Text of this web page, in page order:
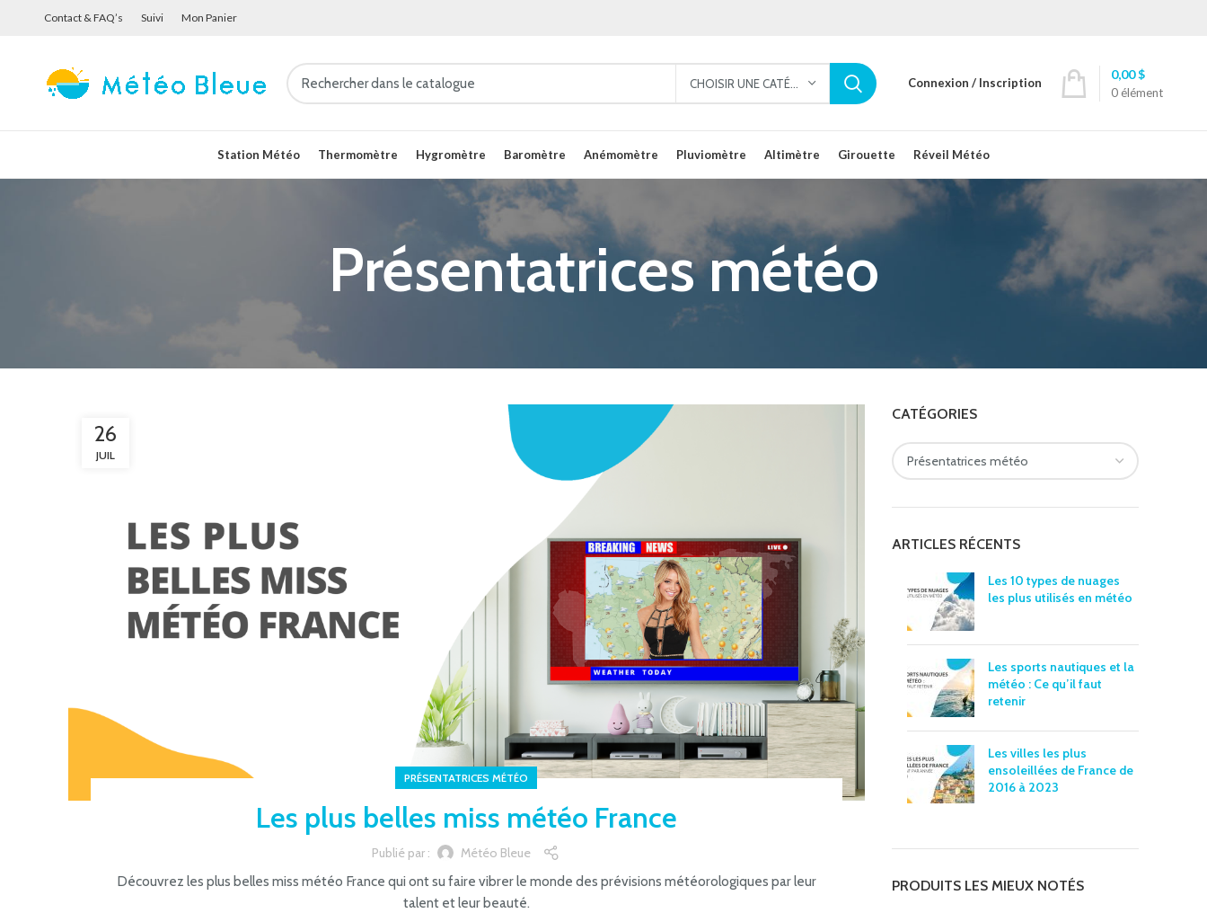
Contact & FAQ’s Suivi Mon Panier
Connexion / Inscription
0 élément
0,00$
Station Météo Thermomètre Hygromètre Baromètre Anémomètre Pluviomètre Altimètre Girouette Réveil Météo
Présentatrices météo
26
JUIL
PRÉSENTATRICES MÉTÉO
Les plus belles miss météo France
Publié par : Météo Bleue
Découvrez les plus belles miss météo France qui ont su faire vibrer le monde des prévisions météorologiques par leur
talent et leur beauté.
CATÉGORIES
ARTICLES RÉCENTS
Les 10 types de nuages
les plus utilisés en météo
Les sports nautiques et la
météo : Ce qu’il faut
retenir
Les villes les plus
ensoleillées de France de
2016 à 2023
PRODUITS LES MIEUX NOTÉS